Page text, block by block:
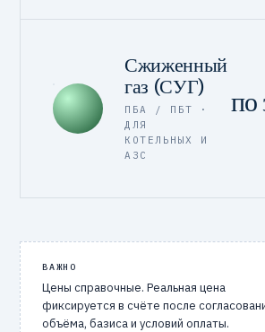
Сжиженный
газ (СУГ)
ПБА / ПБТ ·
ДЛЯ
КОТЕЛЬНЫХ И
АЗС
по
ВАЖНО
Цены справочные. Реальная цена
фиксируется в счёте после
объёма, базиса и условий оплаты.